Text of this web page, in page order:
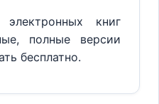
книг
полные версии
бесплатно.